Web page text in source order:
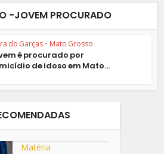
-JOVEM PROCURADO
do Garças • Mato Grosso
é procurado por
de idoso em Mato...
Matéria